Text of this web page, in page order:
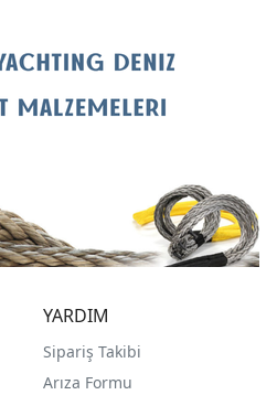
YARDIM
Sipariş Takibi
Arıza Formu